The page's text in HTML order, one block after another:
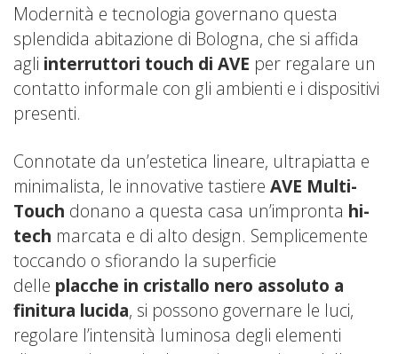
Modernità e tecnologia governano questa
splendida abitazione di Bologna, che si affida
agli interruttori touch di AVE per regalare un
contatto informale con gli ambienti e i dispositivi
presenti.
Connotate da un’estetica lineare, ultrapiatta e
minimalista, le innovative tastiere AVE Multi-
Touch donano a questa casa un’impronta hi-
tech marcata e di alto design. Semplicemente
toccando o sfiorando la superficie
delle placche in cristallo nero assoluto a
finitura lucida, si possono governare le luci,
regolare l’intensità luminosa degli elementi